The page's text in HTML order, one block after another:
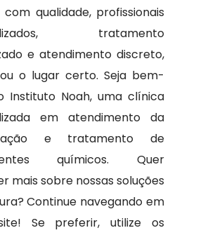
qualidade, profissionais
tratamento
e atendimento discreto,
o lugar certo. Seja bem-
Instituto Noah, uma clínica
em atendimento da
e tratamento de
químicos. Quer
mais sobre nossas soluções
Continue navegando em
Se preferir, utilize os